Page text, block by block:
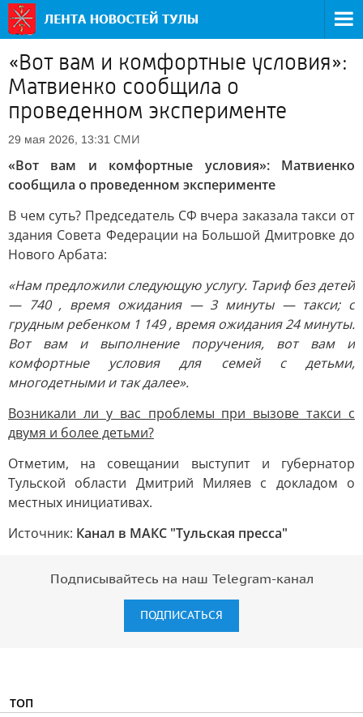
«Вот вам и комфортные условия»:
Матвиенко сообщила о
проведенном эксперименте
29 мая 2026, 13:31 СМИ
«Вот вам и комфортные условия»: Матвиенко
сообщила о проведенном эксперименте
В чем суть? Председатель СФ вчера заказала такси от
здания Совета Федерации на Большой Дмитровке до
Нового Арбата:
«Нам предложили следующую услугу. Тариф без детей
— 740 , время ожидания — 3 минуты — такси; с
грудным ребенком 1 149 , время ожидания 24 минуты.
Вот вам и выполнение поручения, вот вам и
комфортные условия для семей с детьми,
многодетными и так далее».
Возникали ли у вас проблемы при вызове такси с
двумя и более детьми?
Отметим, на совещании выступит и губернатор
Тульской области Дмитрий Миляев с докладом о
местных инициативах.
Источник: Канал в МАКС "Тульская пресса"
Подписывайтесь на наш Telegram-канал
ПОДПИСАТЬСЯ
ТОП